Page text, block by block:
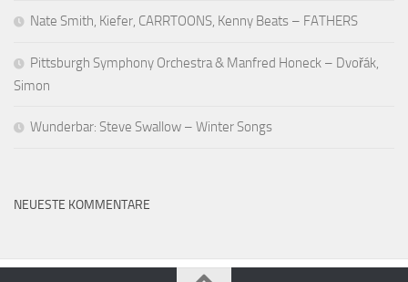
Nate Smith, Kiefer, CARRTOONS, Kenny Beats – FATHERS
Pittsburgh Symphony Orchestra & Manfred Honeck – Dvořák,
Simon
Wunderbar: Steve Swallow – Winter Songs
NEUESTE KOMMENTARE